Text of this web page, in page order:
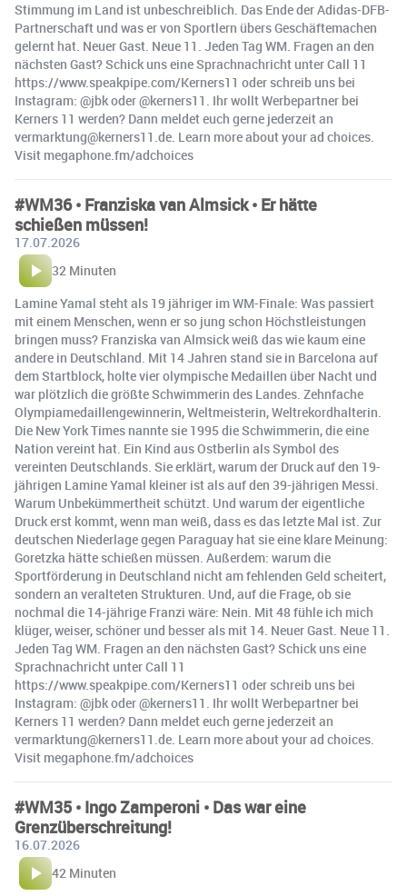
Stimmung im Land ist unbeschreiblich. Das Ende der Adidas-DFB-
Partnerschaft und was er von Sportlern übers Geschäftemachen
gelernt hat. Neuer Gast. Neue 11. Jeden Tag WM. Fragen an den
nächsten Gast? Schick uns eine Sprachnachricht unter Call 11
https://www.speakpipe.com/Kerners11 oder schreib uns bei
Instagram: @jbk oder @kerners11. Ihr wollt Werbepartner bei
Kerners 11 werden? Dann meldet euch gerne jederzeit an
vermarktung@kerners11.de. Learn more about your ad choices.
Visit megaphone.fm/adchoices
#WM36 • Franziska van Almsick • Er hätte
schießen müssen!
17.07.2026
32 Minuten
Lamine Yamal steht als 19 jähriger im WM-Finale: Was passiert
mit einem Menschen, wenn er so jung schon Höchstleistungen
bringen muss? Franziska van Almsick weiß das wie kaum eine
andere in Deutschland. Mit 14 Jahren stand sie in Barcelona auf
dem Startblock, holte vier olympische Medaillen über Nacht und
war plötzlich die größte Schwimmerin des Landes. Zehnfache
Olympiamedaillengewinnerin, Weltmeisterin, Weltrekordhalterin.
Die New York Times nannte sie 1995 die Schwimmerin, die eine
Nation vereint hat. Ein Kind aus Ostberlin als Symbol des
vereinten Deutschlands. Sie erklärt, warum der Druck auf den 19-
jährigen Lamine Yamal kleiner ist als auf den 39-jährigen Messi.
Warum Unbekümmertheit schützt. Und warum der eigentliche
Druck erst kommt, wenn man weiß, dass es das letzte Mal ist. Zur
deutschen Niederlage gegen Paraguay hat sie eine klare Meinung:
Goretzka hätte schießen müssen. Außerdem: warum die
Sportförderung in Deutschland nicht am fehlenden Geld scheitert,
sondern an veralteten Strukturen. Und, auf die Frage, ob sie
nochmal die 14-jährige Franzi wäre: Nein. Mit 48 fühle ich mich
klüger, weiser, schöner und besser als mit 14. Neuer Gast. Neue 11.
Jeden Tag WM. Fragen an den nächsten Gast? Schick uns eine
Sprachnachricht unter Call 11
https://www.speakpipe.com/Kerners11 oder schreib uns bei
Instagram: @jbk oder @kerners11. Ihr wollt Werbepartner bei
Kerners 11 werden? Dann meldet euch gerne jederzeit an
vermarktung@kerners11.de. Learn more about your ad choices.
Visit megaphone.fm/adchoices
#WM35 • Ingo Zamperoni • Das war eine
Grenzüberschreitung!
16.07.2026
42 Minuten